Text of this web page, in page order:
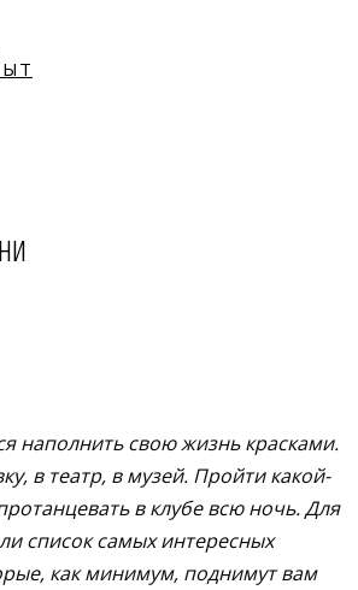
наполнить свою жизнь красками.
в театр, в музей. Пройти какой-
в клубе всю ночь. Для
список самых интересных
как минимум, поднимут вам